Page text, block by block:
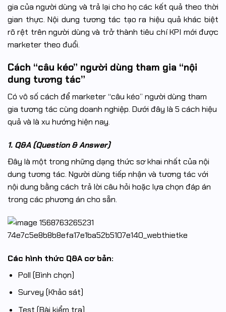
gia của người dùng và trả lại cho họ các kết quả theo thời
gian thực. Nội dung tương tác tạo ra hiệu quả khác biệt
rõ rệt trên người dùng và trở thành tiêu chí KPI mới được
marketer theo đuổi.
Cách “câu kéo” người dùng tham gia “nội
dung tương tác”
Có vô số cách để marketer “câu kéo” người dùng tham
gia tương tác cùng doanh nghiệp. Dưới đây là 5 cách hiệu
quả và là xu hướng hiện nay.
1. Q&A (Question & Answer)
Đây là một trong những dạng thức sơ khai nhất của nội
dung tương tác. Người dùng tiếp nhận và tương tác với
nội dung bằng cách trả lời câu hỏi hoặc lựa chọn đáp án
trong các phương án cho sẵn.
Các hình thức Q&A cơ bản:
Poll (Bình chọn)
Survey (Khảo sát)
Test (Bài kiểm tra)